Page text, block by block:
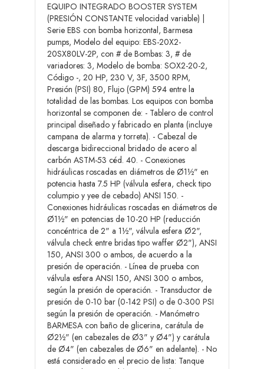
EQUIPO INTEGRADO BOOSTER SYSTEM
(PRESIÓN CONSTANTE velocidad variable) |
Serie EBS con bomba horizontal, Barmesa
pumps, Modelo del equipo: EBS-20X2-
20SX80LV-2P, con # de Bombas: 3, # de
variadores: 3, Modelo de bomba: SOX2-20-2,
Código -, 20 HP, 230 V, 3F, 3500 RPM,
Presión (PSI) 80, Flujo (GPM) 594 entre la
totalidad de las bombas. Los equipos con bomba
horizontal se componen de: - Tablero de control
principal diseñado y fabricado en planta (incluye
campana de alarma y torreta). - Cabezal de
descarga bidireccional bridado de acero al
carbón ASTM-53 céd. 40. - Conexiones
hidráulicas roscadas en diámetros de Ø1½" en
potencia hasta 7.5 HP (válvula esfera, check tipo
columpio y yee de cebado) ANSI 150. -
Conexiones hidráulicas roscadas en diámetros de
Ø1½" en potencias de 10-20 HP (reducción
concéntrica de 2" a 1½", válvula esfera Ø2",
válvula check entre bridas tipo waffer Ø2"), ANSI
150, ANSI 300 o ambos, de acuerdo a la
presión de operación. - Línea de prueba con
válvula esfera ANSI 150, ANSI 300 o ambos,
según la presión de operación. - Transductor de
presión de 0-10 bar (0-142 PSI) o de 0-300 PSI
según la presión de operación. - Manómetro
BARMESA con baño de glicerina, carátula de
Ø2½" (en cabezales de Ø3" y Ø4") y carátula
de Ø4" (en cabezales de Ø6" en adelante). - No
está considerado en el precio de lista: Tanque